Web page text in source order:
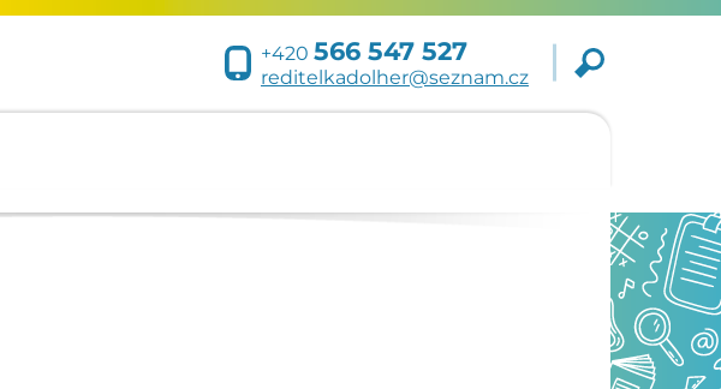
+420 566 547 527
reditelkadolher@seznam.cz